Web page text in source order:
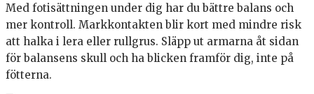
Med fotisättningen under dig har du bättre balans och
mer kontroll. Markkontakten blir kort med mindre risk
att halka i lera eller rullgrus. Släpp ut armarna åt sidan
för balansens skull och ha blicken framför dig, inte på
fötterna.